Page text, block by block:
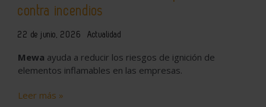
contra incendios
22 de junio, 2026 Actualidad
Mewa ayuda a reducir los riesgos de ignición de
elementos inflamables en las empresas.
Leer más »